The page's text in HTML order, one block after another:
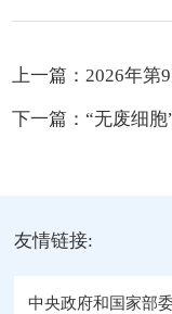
上一篇：
下一篇：“无废细
友情链接:
中央政府和国家部